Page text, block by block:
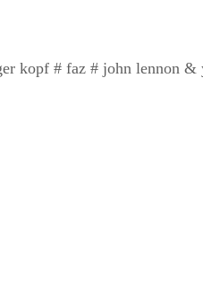
kopf # faz # john lennon